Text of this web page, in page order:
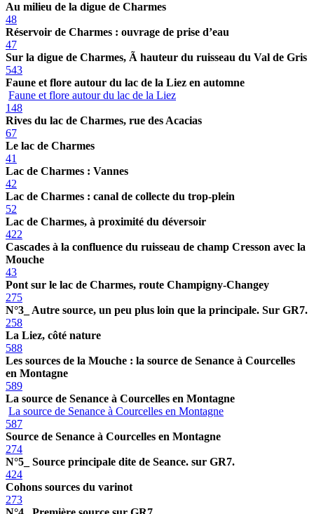
Au milieu de la digue de Charmes
48
Réservoir de Charmes : ouvrage de prise d’eau
47
Sur la digue de Charmes, Ã hauteur du ruisseau du Val de Gris
543
Faune et flore autour du lac de la Liez en automne
Faune et flore autour du lac de la Liez
148
Rives du lac de Charmes, rue des Acacias
67
Le lac de Charmes
41
Lac de Charmes : Vannes
42
Lac de Charmes : canal de collecte du trop-plein
52
Lac de Charmes, à proximité du déversoir
422
Cascades à la confluence du ruisseau de champ Cresson avec la
Mouche
43
Pont sur le lac de Charmes, route Champigny-Changey
275
N°3_ Autre source, un peu plus loin que la principale. Sur GR7.
258
La Liez, côté nature
588
Les sources de la Mouche : la source de Senance à Courcelles
en Montagne
589
La source de Senance à Courcelles en Montagne
La source de Senance à Courcelles en Montagne
587
Source de Senance à Courcelles en Montagne
274
N°5_ Source principale dite de Seance. sur GR7.
424
Cohons sources du varinot
273